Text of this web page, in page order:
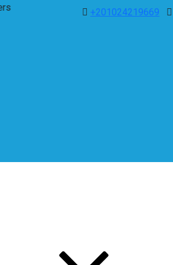
+201024219669